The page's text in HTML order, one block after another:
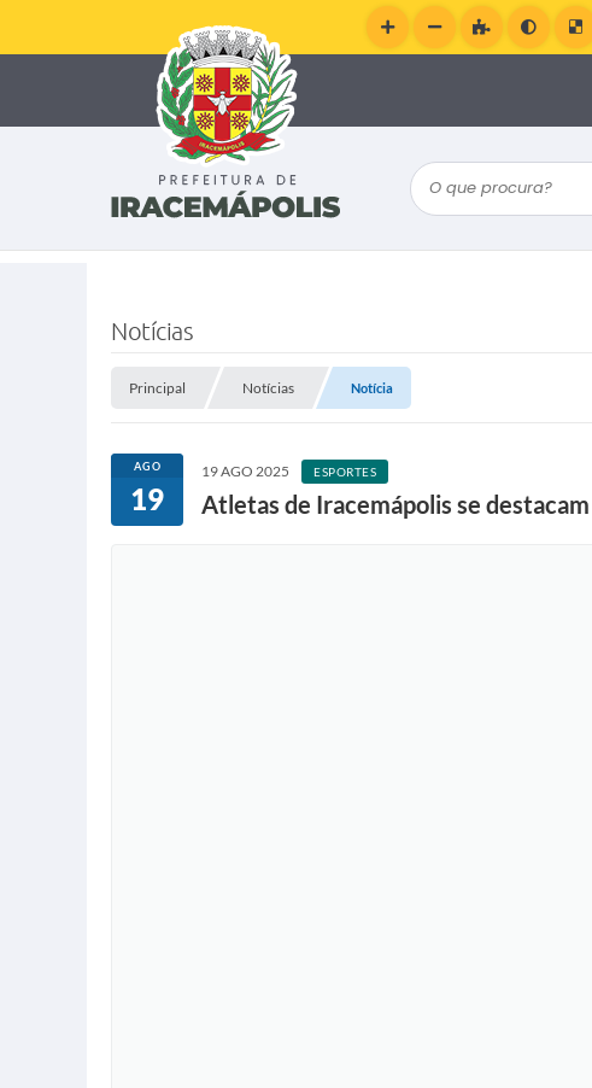
O que procura?
Notícias
Principal Notícias Notícia
AGO
19
19 AGO 2025 ESPORTES
Atletas de Iracemápolis se